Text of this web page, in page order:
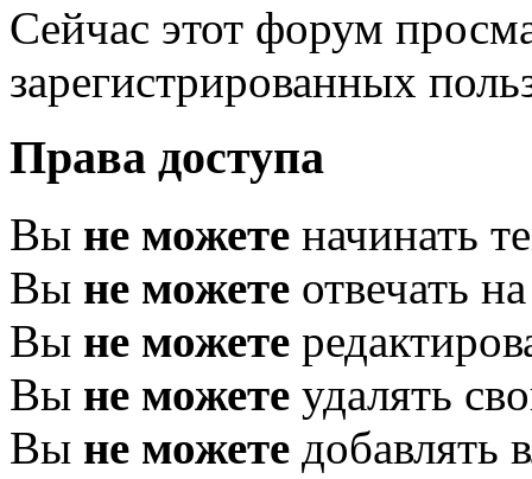
Сейчас этот форум
зарегистрированных
Права доступа
Вы не можете начинать
Вы не можете отвечать
Вы не можете
Вы не можете удалять
Вы не можете добавлять